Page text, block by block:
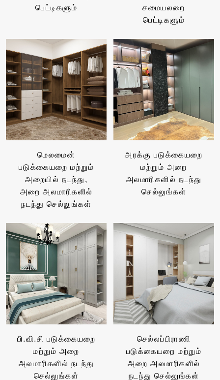
பெட்டிகளும்
சமையலறை
பெட்டிகளும்
மெலமைன்
படுக்கையறை மற்றும்
அறையில் நடந்து,
அறை அலமாரிகளில்
நடந்து செல்லுங்கள்
அரக்கு படுக்கையறை
மற்றும் அறை
அலமாரிகளில் நடந்து
செல்லுங்கள்
பி.வி.சி படுக்கையறை
மற்றும் அறை
அலமாரிகளில் நடந்து
செல்லுங்கள்
செல்லப்பிராணி
படுக்கையறை மற்றும்
அறை அலமாரிகளில்
நடந்து செல்லுங்கள்